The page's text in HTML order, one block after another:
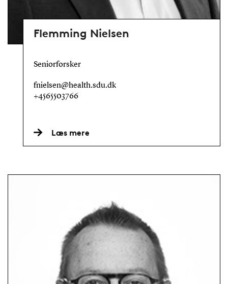
Flemming Nielsen
Seniorforsker
fnielsen@health.sdu.dk
+4565503766
Læs mere